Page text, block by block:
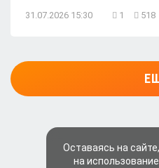
31.07.2026 15:30 1 518
Оставаясь на
на